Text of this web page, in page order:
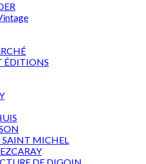
ÉDITIONS
SAINT MICHEL